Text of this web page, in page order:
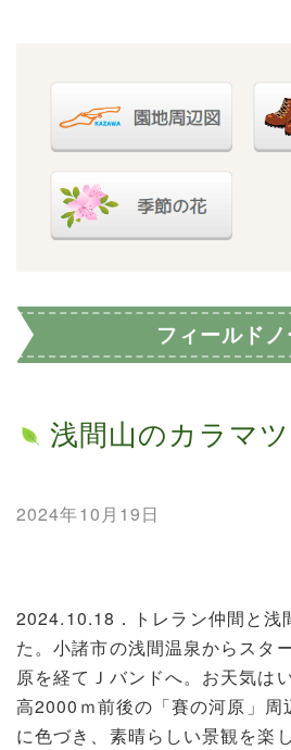
フィールドノ
浅間山のカラマツ
2024年10月19日
2024.10.18．トレラン仲間と浅
た。小諸市の浅間温泉からスタ
原を経てＪバンドへ。お天気は
高2000ｍ前後の「賽の河原」周
に色づき、素晴らしい景観を楽